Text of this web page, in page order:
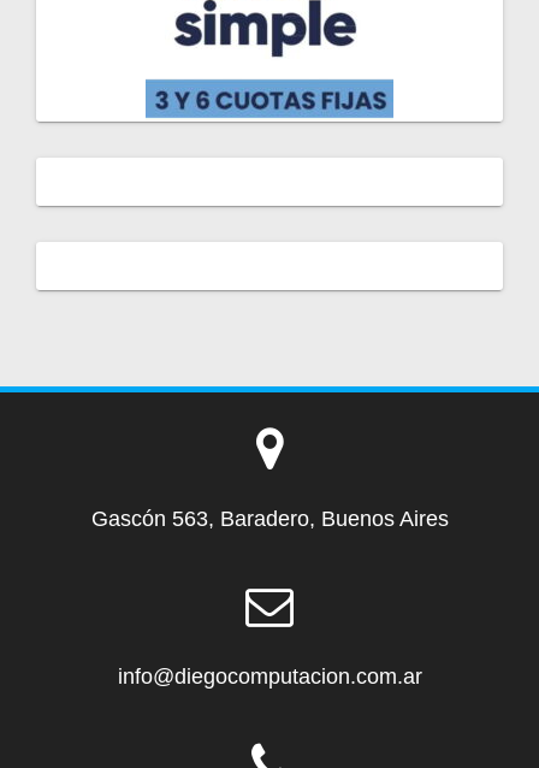
Gascón 563, Baradero, Buenos Aires
info@diegocomputacion.com.ar